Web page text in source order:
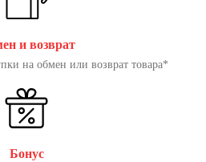
и возврат
на обмен или возврат товара*
Бонус